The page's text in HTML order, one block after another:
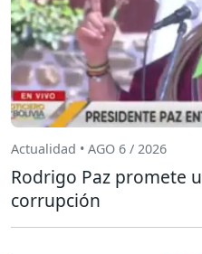
Actualidad • AGO 6 / 2026
Rodrigo Paz promete
corrupción